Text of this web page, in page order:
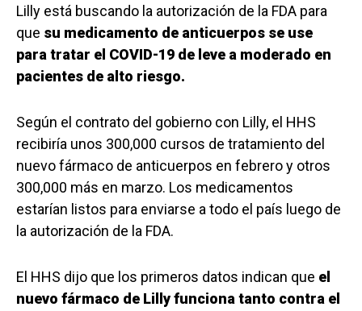
Lilly está buscando la autorización de la FDA para
que su medicamento de anticuerpos se use
para tratar el COVID-19 de leve a moderado en
pacientes de alto riesgo.
Según el contrato del gobierno con Lilly, el HHS
recibiría unos 300,000 cursos de tratamiento del
nuevo fármaco de anticuerpos en febrero y otros
300,000 más en marzo. Los medicamentos
estarían listos para enviarse a todo el país luego de
la autorización de la FDA.
El HHS dijo que los primeros datos indican que el
nuevo fármaco de Lilly funciona tanto contra el